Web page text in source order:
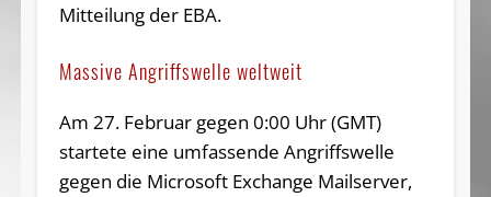
Mitteilung der EBA.
Massive Angriffswelle weltweit
Am 27. Februar gegen 0:00 Uhr (GMT)
startete eine umfassende Angriffswelle
gegen die Microsoft Exchange Mailserver,